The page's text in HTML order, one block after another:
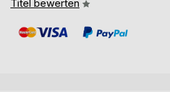
Titel bewerten